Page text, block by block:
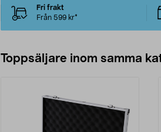
Fri frakt
Från 599 kr*
Toppsäljare inom samma